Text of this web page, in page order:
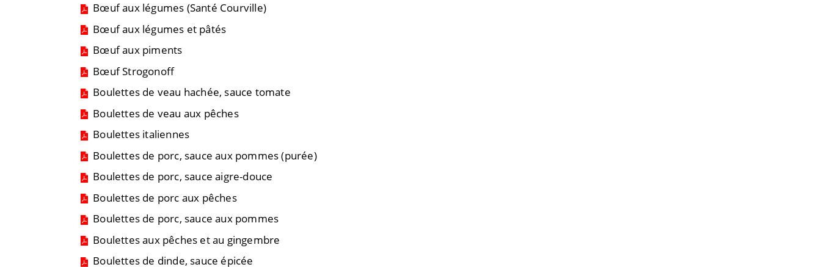
Bœuf aux légumes (Santé Courville)
Bœuf aux légumes et pâtés
Bœuf aux piments
Bœuf Strogonoff
Boulettes de veau hachée, sauce tomate
Boulettes de veau aux pêches
Boulettes italiennes
Boulettes de porc, sauce aux pommes (purée)
Boulettes de porc, sauce aigre-douce
Boulettes de porc aux pêches
Boulettes de porc, sauce aux pommes
Boulettes aux pêches et au gingembre
Boulettes de dinde, sauce épicée